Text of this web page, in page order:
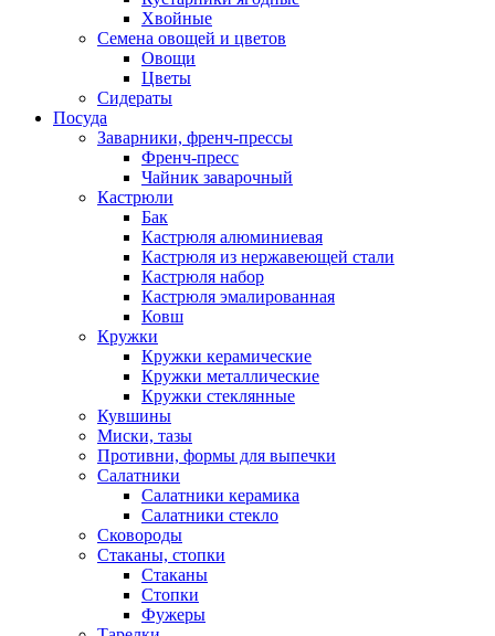
Хвойные
Семена овощей и цветов
Овощи
Цветы
Сидераты
Посуда
Заварники, френч-прессы
Френч-пресс
Чайник заварочный
Кастрюли
Бак
Кастрюля алюминиевая
Кастрюля из нержавеющей стали
Кастрюля набор
Кастрюля эмалированная
Ковш
Кружки
Кружки керамические
Кружки металлические
Кружки стеклянные
Кувшины
Миски, тазы
Противни, формы для выпечки
Салатники
Салатники керамика
Салатники стекло
Сковороды
Стаканы, стопки
Стаканы
Стопки
Фужеры